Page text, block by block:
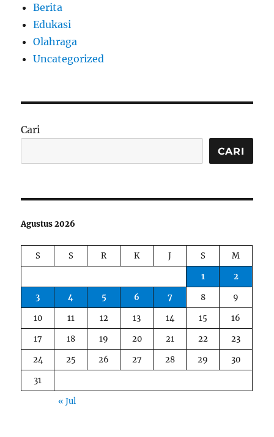
Berita
Edukasi
Olahraga
Uncategorized
Cari
CARI
Agustus 2026
S S R K J S
M
1
2
3
4 5 6 7 8
9
10
11 12 13 14 15
16
17
18 19 20 21 22
23
24
25 26 27 28 29
30
31
« Jul